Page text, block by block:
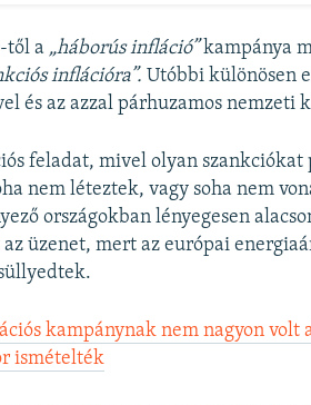
től a „háborús infláció”kampánya
inflációra”. Utóbbi különösen
és az azzal párhuzamos nemzeti
feladat, mivel olyan
nem léteztek, vagy soha nem
országokban lényegesen
üzenet, mert az európai
kampánynak nem nagyon volt
ismételték